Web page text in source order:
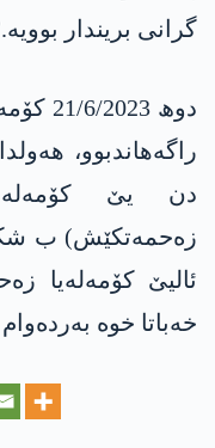
گرانی بریندار
دوھ
راگەھاندبوو،
دن یێ کۆمەلە
زەحمەتکێش) ب
ئالیێ کۆمەلەیا
خەباتا خوە